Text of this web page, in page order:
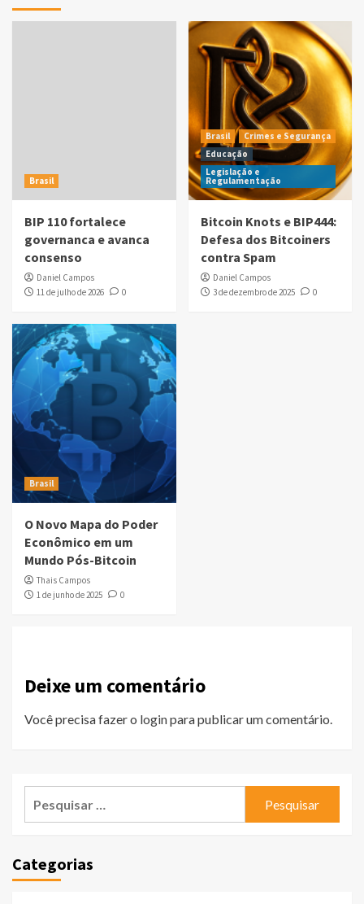
Brasil
BIP 110 fortalece
governanca e avanca
consenso
Daniel Campos
11 de julho de 2026
0
Brasil
Crimes e Segurança
Educação
Legislação e
Regulamentação
Bitcoin Knots e BIP444:
Defesa dos Bitcoiners
contra Spam
Daniel Campos
3 de dezembro de 2025
0
Brasil
O Novo Mapa do Poder
Econômico em um
Mundo Pós-Bitcoin
Thais Campos
1 de junho de 2025
0
Deixe um comentário
Você precisa fazer o loginpara publicar um comentário.
Categorias